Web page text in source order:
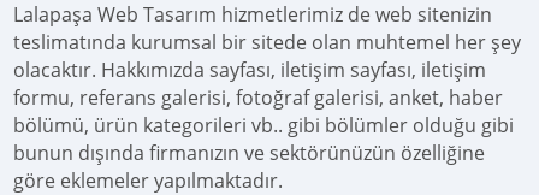
Lalapaşa Web Tasarım hizmetlerimiz de web sitenizin
teslimatında kurumsal bir sitede olan muhtemel her şey
olacaktır. Hakkımızda sayfası, iletişim sayfası, iletişim
formu, referans galerisi, fotoğraf galerisi, anket, haber
bölümü, ürün kategorileri vb.. gibi bölümler olduğu gibi
bunun dışında firmanızın ve sektörünüzün özelliğine
göre eklemeler yapılmaktadır.